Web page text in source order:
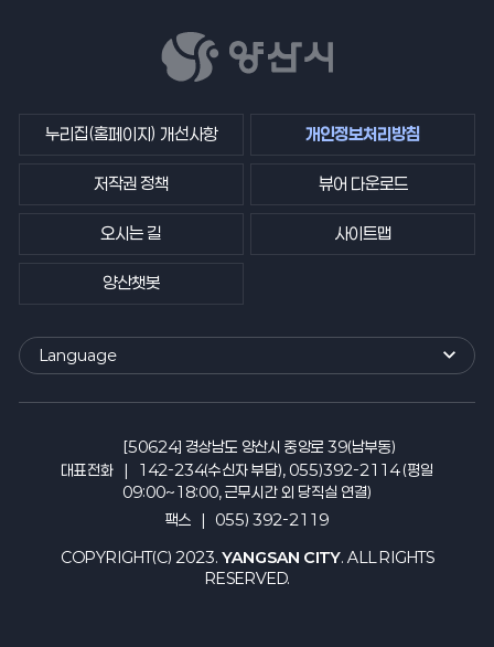
누리집(홈페이지) 개선사항 개인정보처리방침
저작권 정책 뷰어 다운로드
오시는 길 사이트맵
양산챗봇
Language
외
국
[50624] 경상남도 양산시 중앙로 39(남부동)
대표전화
142-234(수신자 부담), 055)392-2114 (평일
09:00~18:00, 근무시간 외 당직실 연결)
팩스
055) 392-2119
COPYRIGHT(C) 2023. YANGSAN CITY. ALL RIGHTS
RESERVED.